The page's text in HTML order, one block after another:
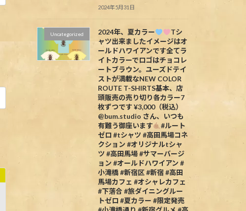
2024年5月31日
Uncategorized 2024年、夏カラー
Tシ
ャツ出来ましたイメージはオ
ールドハワイアンです全てラ
イトカラーでロゴはチョコレ
ートブラウン。ユーズドテイ
ストが満載なNEW COLOR
ROUTE T-SHIRTS基本、店
頭販売の売り切り各カラー7
枚ずつです ¥3,000（税込）
@bum.studio さん、いつも
有難う御座います
#ルート
ゼロ #tシャツ #高田馬場コネ
クション #オリジナルtシャ
ツ #高田馬場 #サマーバージ
ョン #オールドハワイアン #
小滝橋 #新宿区 #新宿 #高田
馬場カフェ #オシャレカフェ
#下落合 #旅ダイニングルー
トゼロ #夏カラー #限定発売